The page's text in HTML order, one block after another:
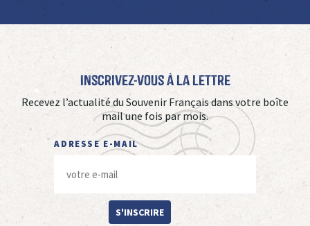
Inscrivez-vous à La Lettre
Recevez l’actualité du Souvenir Français dans votre boîte
mail une fois par mois.
ADRESSE E-MAIL
S'INSCRIRE